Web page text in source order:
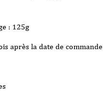
: 125g
après la date de commande